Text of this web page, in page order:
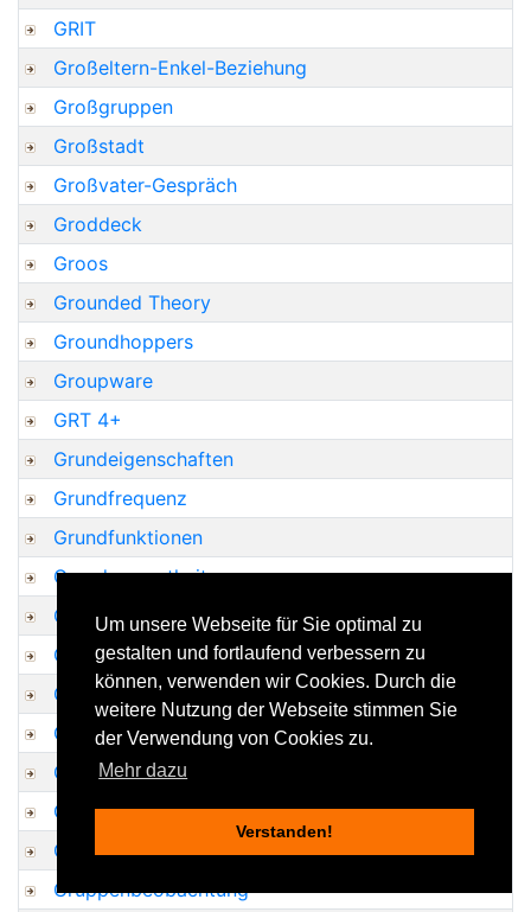
Um unsere Webseite für Sie optimal zu
gestalten und fortlaufend verbessern zu
können, verwenden wir Cookies. Durch die
weitere Nutzung der Webseite stimmen Sie
der Verwendung von Cookies zu.
Mehr dazu
Verstanden!
GRIT
Großeltern-Enkel-Beziehung
Großgruppen
Großstadt
Großvater-Gespräch
Groddeck
Groos
Grounded Theory
Groundhoppers
Groupware
GRT 4+
Grundeigenschaften
Grundfrequenz
Grundfunktionen
Grundgesamtheit
Grundintelligenztests
Grundmotivationen personal-existentielle
Grundvertrauen
Grundwert
Gruppe
Gruppenarbeit
Gruppenbeichte
Gruppenbeobachtung